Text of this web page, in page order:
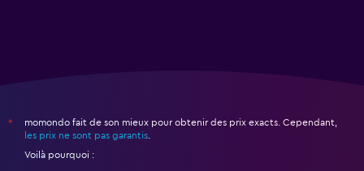
*
momondo fait de son mieux pour obtenir des prix exacts. Cependant,
les prix ne sont pas garantis
Voilà pourquoi :